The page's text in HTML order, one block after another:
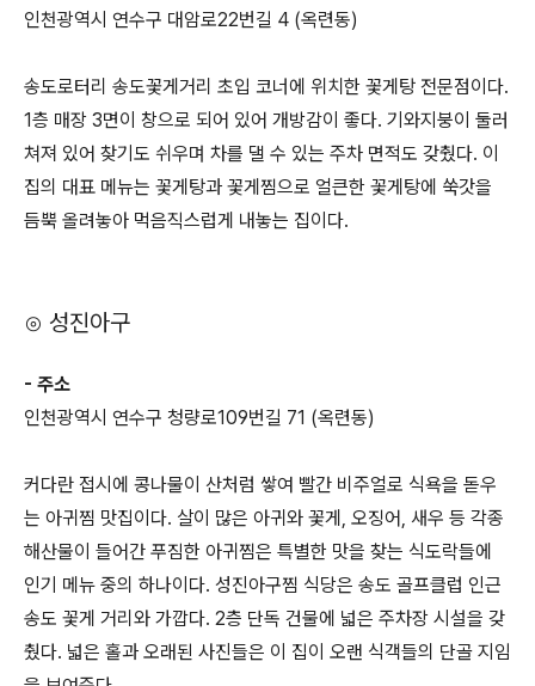
인천광역시 연수구 대암로22번길 4 (옥련동)
송도로터리 송도꽃게거리 초입 코너에 위치한 꽃게탕 전문점이다.
1층 매장 3면이 창으로 되어 있어 개방감이 좋다. 기와지붕이 둘러
쳐져 있어 찾기도 쉬우며 차를 댈 수 있는 주차 면적도 갖췄다. 이
집의 대표 메뉴는 꽃게탕과 꽃게찜으로 얼큰한 꽃게탕에 쑥갓을
듬뿍 올려놓아 먹음직스럽게 내놓는 집이다.
⊙ 성진아구
- 주소
인천광역시 연수구 청량로109번길 71 (옥련동)
커다란 접시에 콩나물이 산처럼 쌓여 빨간 비주얼로 식욕을 돋우
는 아귀찜 맛집이다. 살이 많은 아귀와 꽃게, 오징어, 새우 등 각종
해산물이 들어간 푸짐한 아귀찜은 특별한 맛을 찾는 식도락들에
인기 메뉴 중의 하나이다. 성진아구찜 식당은 송도 골프클럽 인근
송도 꽃게 거리와 가깝다. 2층 단독 건물에 넓은 주차장 시설을 갖
췄다. 넓은 홀과 오래된 사진들은 이 집이 오랜 식객들의 단골 지임